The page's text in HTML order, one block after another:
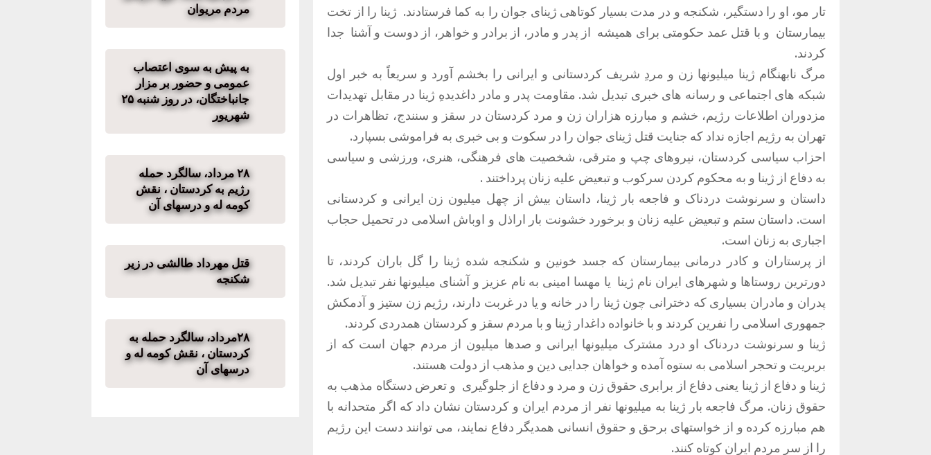
تار مو، او را دستگیر، شکنجه و در مدت بسیار کوتاهی ژینای جوان را به کما فرستادند. ژینا را از تخت
بیمارستان و با قتل عمد حکومتی برای همیشه از پدر و مادر، از برادر و خواهر، از دوست و آشنا جدا
کردند.
مرگ نابهنگام ژینا میلیونها زن و مردِ شریف کردستانی و ایرانی را بخشم آورد و سریعاً به خبر اول
شبکه های اجتماعی و رسانه های خبری تبدیل شد. مقاومت پدر و مادر داغدیدهِ ژینا در مقابل تهدیدات
مزدوران اطلاعات رژیم، خشم و مبارزه هزاران زن و مرد کردستان در سقز و سنندج، تظاهرات در
تهران به رژیم اجازه نداد که جنایت قتل ژینای جوان را در سکوت و بی خبری به فراموشی بسپارد.
احزاب سیاسی کردستان، نیروهای چپ و مترقی، شخصیت های فرهنگی، هنری، ورزشی و سیاسی
به دفاع از ژینا و به محکوم کردن سرکوب و تبعیض علیه زنان پرداختند .
داستان و سرنوشت دردناک و فاجعه بار ژینا، داستان بیش از چهل میلیون زن ایرانی و کردستانی
است. داستان ستم و تبعیض علیه زنان و برخورد خشونت بار اراذل و اوباش اسلامی در تحمیل حجاب
اجباری به زنان است.
از پرستاران و کادر درمانی بیمارستان که جسد خونین و شکنجه شده ژینا را گل باران کردند، تا
دورترین روستاها و شهرهای ایران نام ژینا یا مهسا امینی به نام عزیز و آشنای میلیونها نفر تبدیل شد.
پدران و مادران بسیاری که دخترانی چون ژینا را در خانه و یا در غربت دارند، رژیم زن ستیز و آدمکش
جمهوری اسلامی را نفرین کردند و با خانواده داغدار ژینا و با مردم سقز و کردستان همدردی کردند.
ژینا و سرنوشت دردناک او درد مشترک میلیونها ایرانی و صدها میلیون از مردم جهان است که از
بربریت و تحجر اسلامی به ستوه آمده و خواهان جدایی دین و مذهب از دولت هستند.
ژینا و دفاع از ژینا یعنی دفاع از برابری حقوق زن و مرد و دفاع از جلوگیری و تعرض دستگاه مذهب به
حقوق زنان. مرگ فاجعه بار ژینا به میلیونها نفر از مردم ایران و کردستان نشان داد که اگر متحدانه با
هم مبارزه کرده و از خواستهای برحق و حقوق انسانی همدیگر دفاع نمایند، می توانند دست این رژیم
را از سر مردم ایران کوتاه کنند.
مردم مریوان
به پیش به سوی اعتصاب
عمومی و حضور بر مزار
جانباختگان، در روز شنبه ۲۵
شهریور
۲۸ مرداد، سالگرد حمله
رژیم به کردستان ، نقش
کومه له و درسهای آن
قتل مهرداد طالشی در زیر
شکنجه
۲۸مرداد، سالگرد حمله به
کردستان ، نقش کومه له و
درسهای آن